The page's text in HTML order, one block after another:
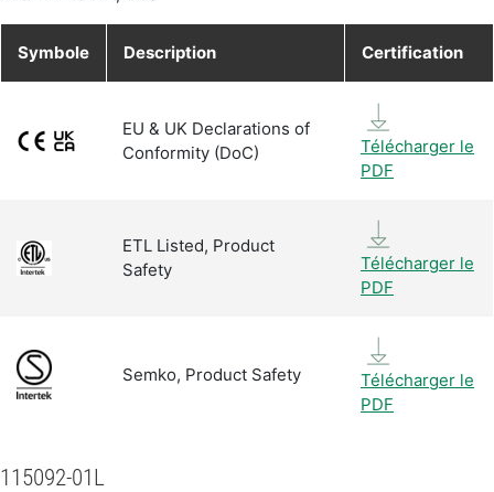
Symbole Description Certification
EU & UK Declarations of
Conformity (DoC)
Télécharger le
PDF
ETL Listed, Product
Safety
Télécharger le
PDF
Semko, Product Safety
Télécharger le
PDF
115092-01L